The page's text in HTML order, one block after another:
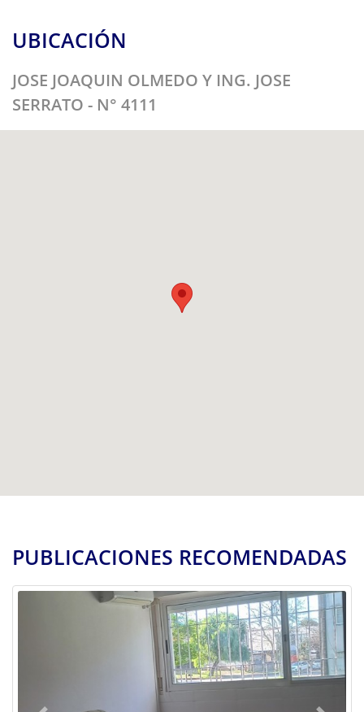
UBICACIÓN
JOSE JOAQUIN OLMEDO Y ING. JOSE
SERRATO - N° 4111
PUBLICACIONES RECOMENDADAS